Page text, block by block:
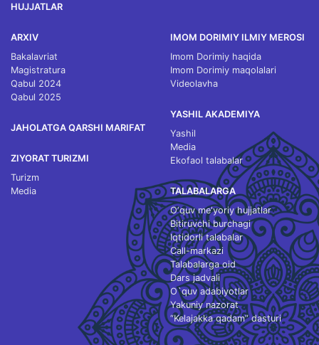
HUJJATLAR
ARXIV
Bakalavriat
Magistratura
Qabul 2024
Qabul 2025
JAHOLATGA QARSHI MARIFAT
ZIYORAT TURIZMI
Turizm
Media
IMOM DORIMIY ILMIY MEROSI
Imom Dorimiy haqida
Imom Dorimiy maqolalari
Videolavha
YASHIL AKADEMIYA
Yashil
Media
Ekofaol talabalar
TALABALARGA
O‘quv me'yoriy hujjatlar
Bitiruvchi burchagi
Iqtidorli talabalar
Call-markazi
Talabalarga oid
Dars jadvali
O`quv adabiyotlar
Yakuniy nazorat
“Kelajakka qadam” dasturi